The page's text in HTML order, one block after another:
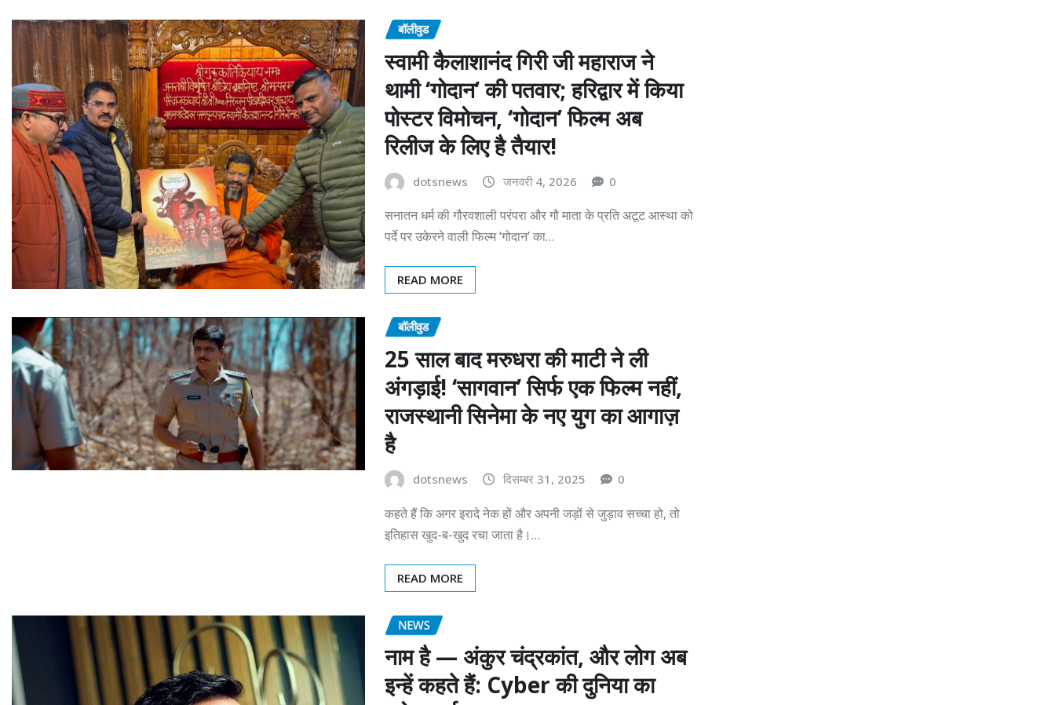
बॉलीवुड
स्वामी कैलाशानंद गिरी जी महाराज ने
थामी ‘गोदान’ की पतवार; हरिद्वार में किया
पोस्टर विमोचन, ‘गोदान’ फिल्म अब
रिलीज के लिए है तैयार!
dotsnews जनवरी 4, 2026 0
सनातन धर्म की गौरवशाली परंपरा और गौ माता के प्रति अटूट आस्था को
पर्दे पर उकेरने वाली फिल्म ‘गोदान’ का…
READ MORE
बॉलीवुड
25 साल बाद मरुधरा की माटी ने ली
अंगड़ाई! ‘सागवान’ सिर्फ एक फिल्म नहीं,
राजस्थानी सिनेमा के नए युग का आगाज़
है
dotsnews दिसम्बर 31, 2025 0
कहते हैं कि अगर इरादे नेक हों और अपनी जड़ों से जुड़ाव सच्चा हो, तो
इतिहास खुद-ब-खुद रचा जाता है।…
READ MORE
NEWS
नाम है — अंकुर चंद्रकांत, और लोग अब
इन्हें कहते हैं: Cyber की दुनिया का